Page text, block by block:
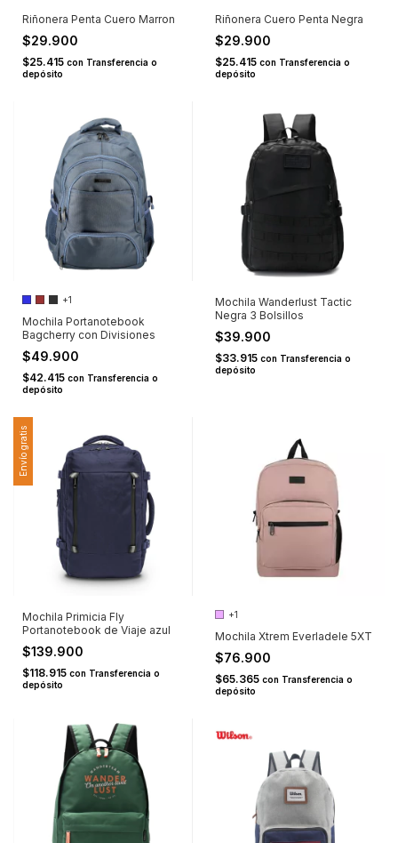
Riñonera Penta Cuero Marron
$29.900
$25.415 con Transferencia o
depósito
Riñonera Cuero Penta Negra
$29.900
$25.415 con Transferencia o
depósito
+1
Mochila Portanotebook
Bagcherry con Divisiones
$49.900
$42.415 con Transferencia o
depósito
Mochila Wanderlust Tactic
Negra 3 Bolsillos
$39.900
$33.915 con Transferencia o
depósito
Envío gratis
Mochila Primicia Fly
Portanotebook de Viaje azul
$139.900
$118.915 con Transferencia o
depósito
+1
Mochila Xtrem Everladele 5XT
$76.900
$65.365 con Transferencia o
depósito